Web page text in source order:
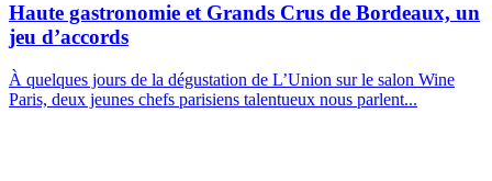
Haute gastronomie et Grands Crus de Bordeaux, un
jeu d’accords
À quelques jours de la dégustation de L’Union sur le salon Wine
Paris, deux jeunes chefs parisiens talentueux nous parlent...